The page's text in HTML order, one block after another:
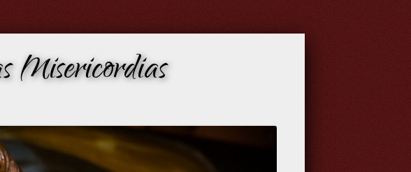
Misericordias